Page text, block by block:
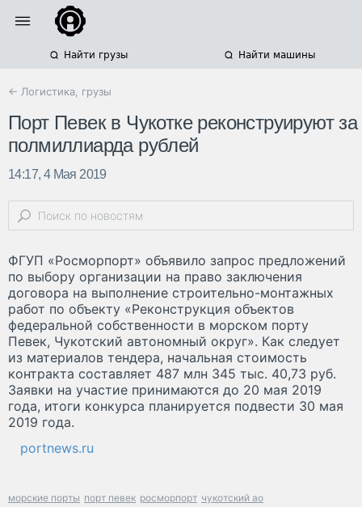
Найти грузы Найти машины
← Логистика, грузы
Порт Певек в Чукотке реконструируют за
полмиллиарда рублей
14:17, 4 Мая 2019
ФГУП «Росморпорт» объявило запрос предложений
по выбору организации на право заключения
договора на выполнение строительно-монтажных
работ по объекту «Реконструкция объектов
федеральной собственности в морском порту
Певек, Чукотский автономный округ». Как следует
из материалов тендера, начальная стоимость
контракта составляет 487 млн 345 тыс. 40,73 руб.
Заявки на участие принимаются до 20 мая 2019
года, итоги конкурса планируется подвести 30 мая
2019 года.
portnews.ru
морские порты порт певек росморпорт чукотский ао